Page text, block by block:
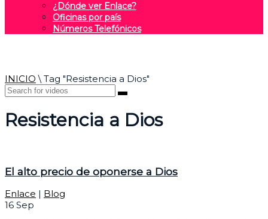
¿Dónde ver Enlace?
Oficinas por país
Números Telefónicos
INICIO \ Tag "Resistencia a Dios"
Resistencia a Dios
El alto precio de oponerse a Dios
Enlace | Blog
16 Sep